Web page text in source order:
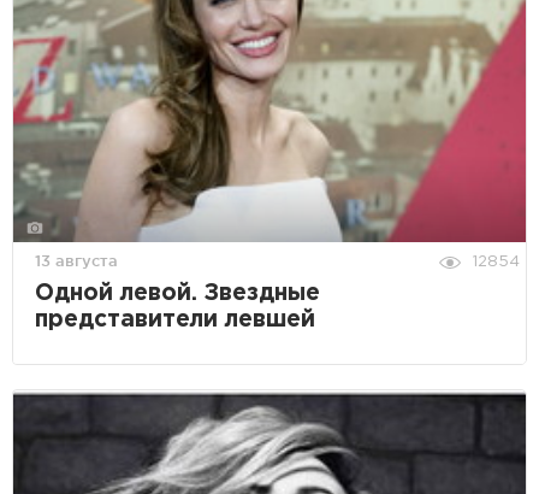
13 августа 12854
Одной левой. Звездные
представители левшей